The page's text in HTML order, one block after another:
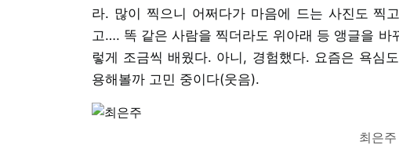
라. 많이 찍으니 어쩌다가 마음에 드는 사진도 찍
고…. 똑 같은 사람을 찍더라도 위아래 등 앵글을 바
렇게 조금씩 배웠다. 아니, 경험했다. 요즘은 욕심
용해볼까 고민 중이다(웃음).
최은주